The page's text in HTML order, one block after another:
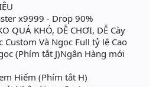
x9999 - Drop 90%
QUÁ KHÓ, DỄ CHƠI, DỄ Cày
Custom Và Ngọc Full tỷ lệ Cao
(Phím tắt J)Ngân Hàng mới
Hiếm (Phím tắt H)